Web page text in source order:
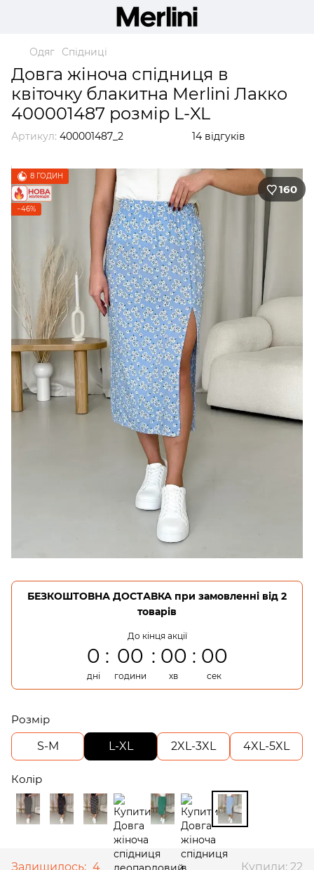
Одяг Спідниці
Довга жіноча спідниця в
квіточку блакитна Merlini Лакко
400001487 розмір L-XL
Артикул: 400001487_2 14 відгуків
8 ГОДИН
−46%
160
БЕЗКОШТОВНА ДОСТАВКА при замовленні від 2
товарів
До кінця акції
0
дні
00
години
00
хв
00
сек
Розмір
S-M
L-XL 2XL-3XL 4XL-5XL
Колір
Залишилось: 4 Купили: 22